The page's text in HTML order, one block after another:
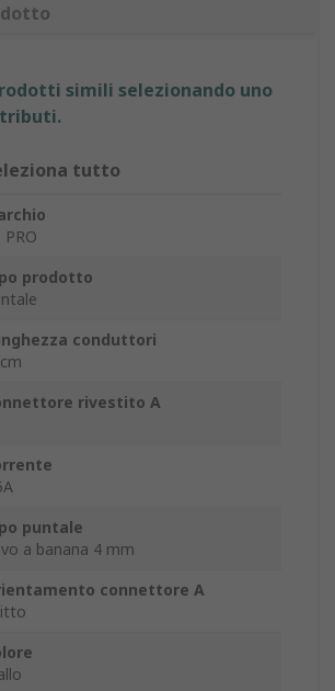
simili selezionando uno
tutto
PRO
prodotto
conduttori
rivestito A
puntale
a banana 4 mm
connettore A